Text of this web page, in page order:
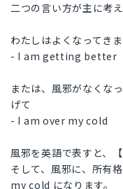
二つの言い方が主に考え
わたしはよくなってきま
- I am getting better
または、風邪がなくな
げて
- I am over my cold
風邪を英語で表すと、
そして、風邪に、所有
my cold になります。